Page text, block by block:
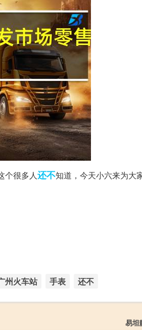
个很多人还不知道，今天小六来为大
州火车站 手表 还不
易坦